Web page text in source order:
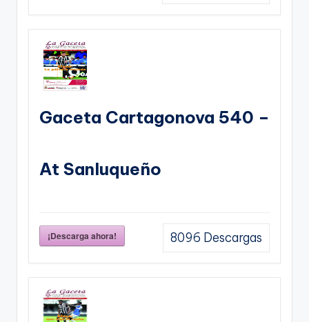
Gaceta Cartagonova 540 –
At Sanluqueño
¡Descarga ahora! 8096 Descargas